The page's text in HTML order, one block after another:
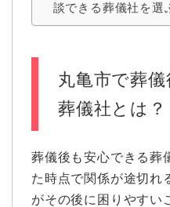
談できる葬儀社を選
丸亀市で葬
葬儀社とは？
葬儀後も安心できる葬
た時点で関係が途切れ
がその後に困りやすい